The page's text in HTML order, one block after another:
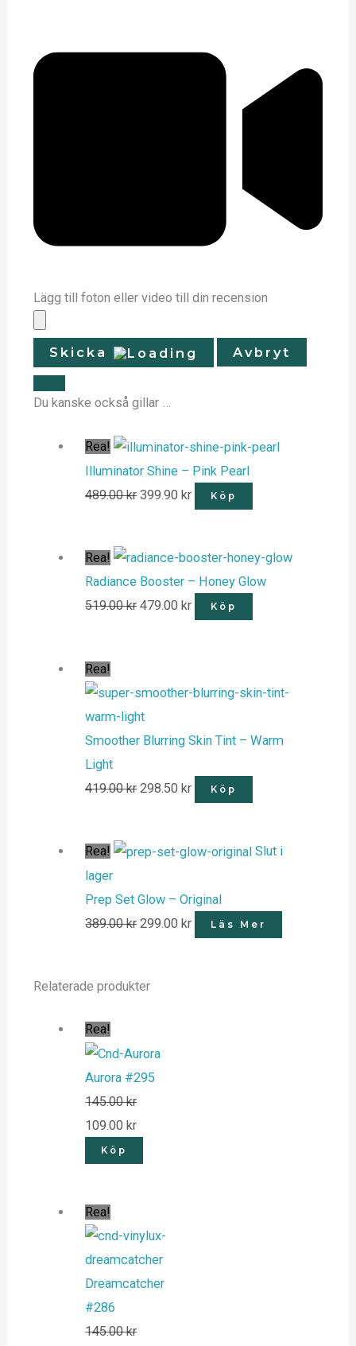
Lägg till foton eller video till din recension
Skicka Avbryt
Du kanske också gillar …
Rea!
Illuminator Shine – Pink Pearl
489.00kr 399.90kr Köp
Rea!
Radiance Booster – Honey Glow
519.00kr 479.00 kr Köp
Rea!
Smoother Blurring Skin Tint – Warm
Light
419.00kr 298.50kr Köp
Rea!
Slut i
lager
Prep Set Glow – Original
389.00kr 299.00kr Läs Mer
Relaterade produkter
Rea!
Aurora #295
145.00kr
109.00kr
Köp
Rea!
Dreamcatcher
#286
145.00kr